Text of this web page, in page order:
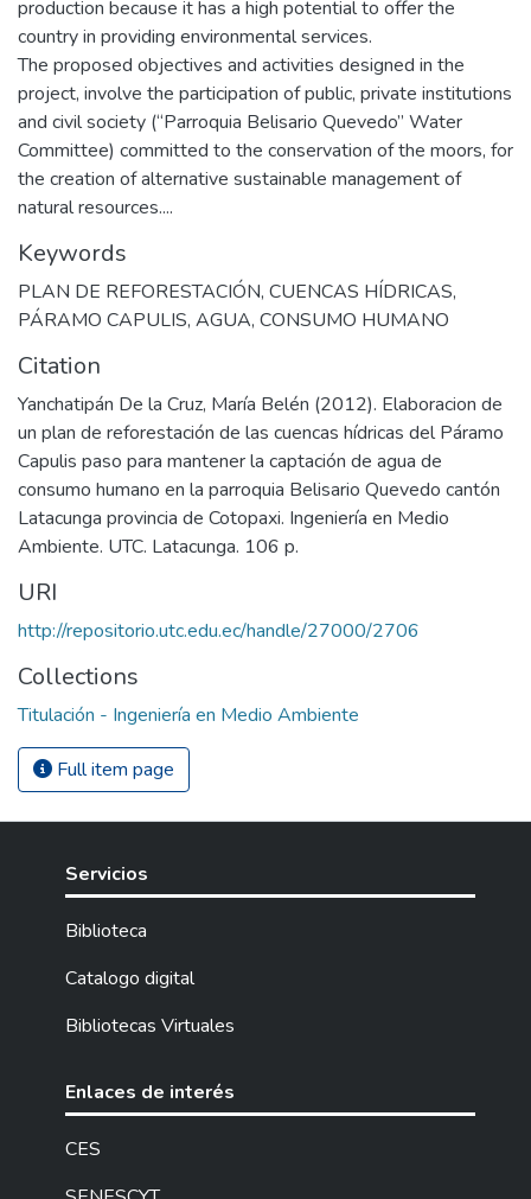
production because it has a high potential to offer the
country in providing environmental services.
The proposed objectives and activities designed in the
project, involve the participation of public, private institutions
and civil society (“Parroquia Belisario Quevedo” Water
Committee) committed to the conservation of the moors, for
the creation of alternative sustainable management of
natural resources....
Keywords
PLAN DE REFORESTACIÓN, CUENCAS HÍDRICAS,
PÁRAMO CAPULIS, AGUA, CONSUMO HUMANO
Citation
Yanchatipán De la Cruz, María Belén (2012). Elaboracion de
un plan de reforestación de las cuencas hídricas del Páramo
Capulis paso para mantener la captación de agua de
consumo humano en la parroquia Belisario Quevedo cantón
Latacunga provincia de Cotopaxi. Ingeniería en Medio
Ambiente. UTC. Latacunga. 106 p.
URI
http://repositorio.utc.edu.ec/handle/27000/2706
Collections
Titulación - Ingeniería en Medio Ambiente
Full item page
Servicios
Biblioteca
Catalogo digital
Bibliotecas Virtuales
Enlaces de interés
CES